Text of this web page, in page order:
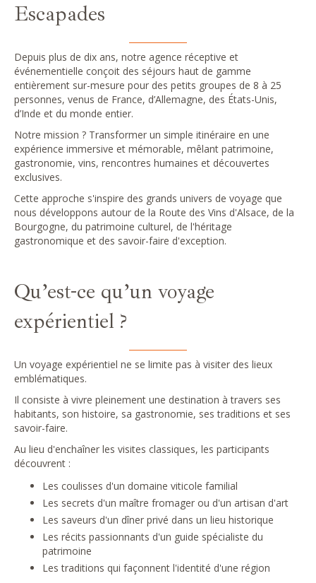
Escapades
Depuis plus de dix ans, notre agence réceptive et
événementielle conçoit des séjours haut de gamme
entièrement sur-mesure pour des petits groupes de 8 à 25
personnes, venus de France, d’Allemagne, des États-Unis,
d’Inde et du monde entier.
Notre mission ? Transformer un simple itinéraire en une
expérience immersive et mémorable, mêlant patrimoine,
gastronomie, vins, rencontres humaines et découvertes
exclusives.
Cette approche s'inspire des grands univers de voyage que
nous développons autour de la Route des Vins d'Alsace, de la
Bourgogne, du patrimoine culturel, de l'héritage
gastronomique et des savoir-faire d'exception.
Qu’est-ce qu’un voyage
expérientiel ?
Un voyage expérientiel ne se limite pas à visiter des lieux
emblématiques.
Il consiste à vivre pleinement une destination à travers ses
habitants, son histoire, sa gastronomie, ses traditions et ses
savoir-faire.
Au lieu d'enchaîner les visites classiques, les participants
découvrent :
Les coulisses d'un domaine viticole familial
Les secrets d'un maître fromager ou d'un artisan d'art
Les saveurs d'un dîner privé dans un lieu historique
Les récits passionnants d'un guide spécialiste du
patrimoine
Les traditions qui façonnent l'identité d'une région